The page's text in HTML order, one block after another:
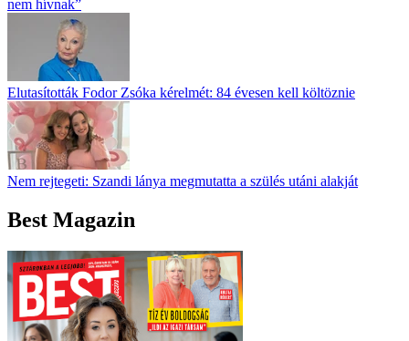
nem hívnak”
Elutasították Fodor Zsóka kérelmét: 84 évesen kell költöznie
Nem rejtegeti: Szandi lánya megmutatta a szülés utáni alakját
Best Magazin